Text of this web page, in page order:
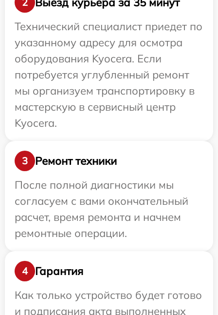
Технический специалист приедет по
указанному адресу для осмотра
оборудования Kyocera. Если
потребуется углубленный ремонт
мы организуем транспортировку в
мастерскую в сервисный центр
Kyocera.
3
Ремонт техники
После полной диагностики мы
согласуем с вами окончательный
расчет, время ремонта и начнем
ремонтные операции.
4
Гарантия
Как только устройство будет готово
и подписания акта выполненных